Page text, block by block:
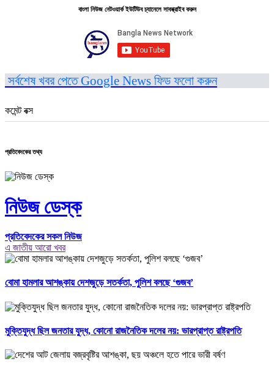
বাংলা নিউজ নেটওয়ার্ক ইউটিউব চ্যানেলে সাবস্ক্রাইব করুন
সর্বশেষ খবর পেতে Google News ফিড ফলো করুন
কমেন্ট বক্স
প্রতিবেদকের তথ্য
নিউজ ডেস্ক
প্রতিবেদকের সকল নিউজ
এ জাতীয় আরো খবর
বোমা হামলার আশঙ্কায় দেশজুড়ে সতর্কতা, পুলিশ বলছে ‘গুজব’
মুক্তিযুদ্ধ ছিল জনতার যুদ্ধ, কোনো রাজনৈতিক দলের নয়: ভারপ্রাপ্ত রাষ্ট্রপতি